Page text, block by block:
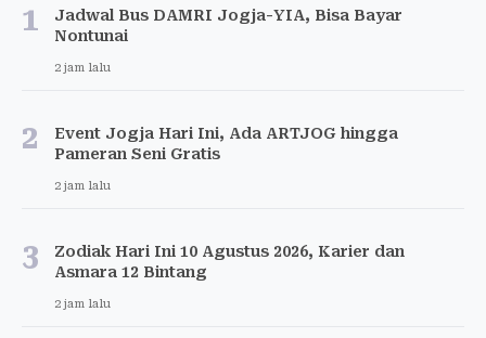
1
Jadwal Bus DAMRI Jogja-YIA, Bisa Bayar
Nontunai
2 jam lalu
2
Event Jogja Hari Ini, Ada ARTJOG hingga
Pameran Seni Gratis
2 jam lalu
3
Zodiak Hari Ini 10 Agustus 2026, Karier dan
Asmara 12 Bintang
2 jam lalu